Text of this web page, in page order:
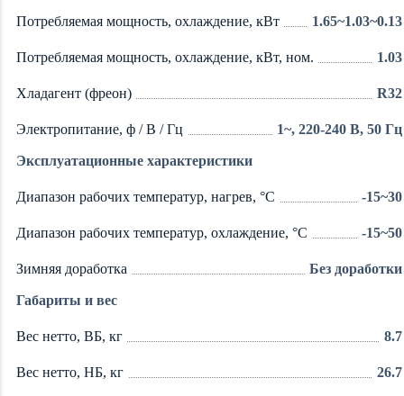
Потребляемая мощность, охлаждение, кВт 1.65~1.03~0.13
Потребляемая мощность, охлаждение, кВт, ном. 1.03
Хладагент (фреон) R32
Электропитание, ф / В / Гц 1~, 220-240 В, 50 Гц
Эксплуатационные характеристики
Диапазон рабочих температур, нагрев, °C -15~30
Диапазон рабочих температур, охлаждение, °C -15~50
Зимняя доработка Без доработки
Габариты и вес
Вес нетто, ВБ, кг 8.7
Вес нетто, НБ, кг 26.7